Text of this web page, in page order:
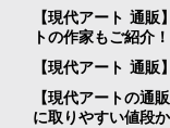
【現代アート 通
トの作家もご紹介！
【現代アート 通販
【現代アートの通
に取りやすい値段